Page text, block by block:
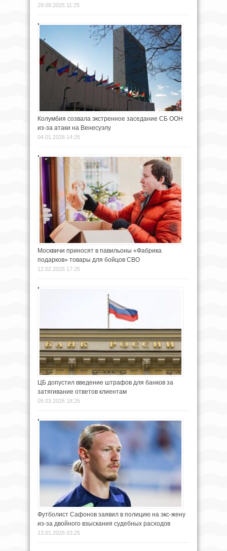
29.09.2025 11:25
Колумбия созвала экстренное заседание СБ ООН
из-за атаки на Венесуэлу
04.01.2026 14:25
Москвичи приносят в павильоны «Фабрика
подарков» товары для бойцов СВО
12.02.2026 17:25
ЦБ допустил введение штрафов для банков за
затягивание ответов клиентам
05.03.2026 18:25
Футболист Сафонов заявил в полицию на экс-жену
из-за двойного взыскания судебных расходов
13.01.2026 03:25